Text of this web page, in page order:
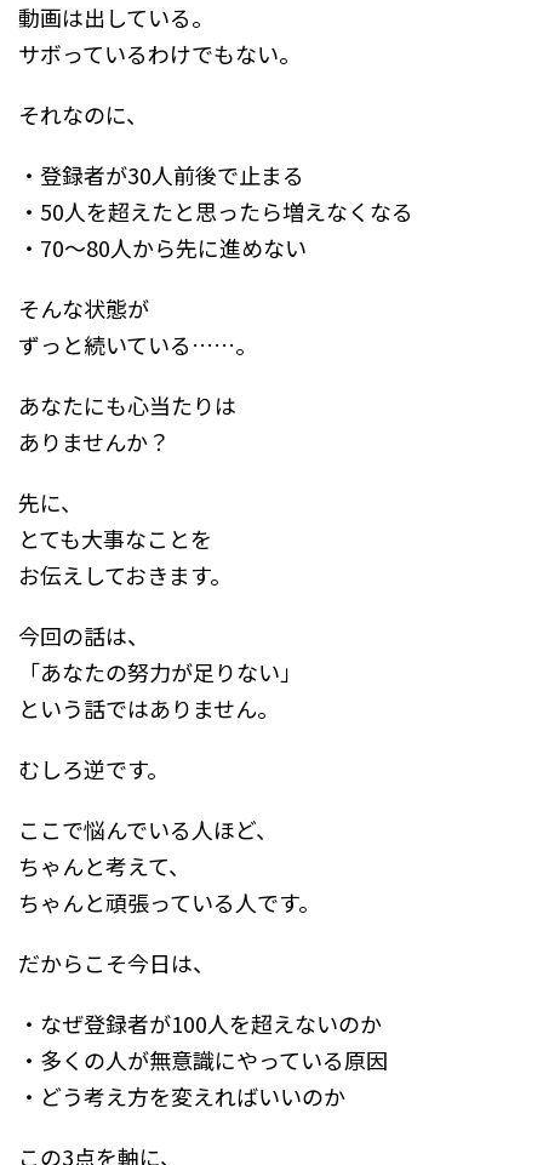
動画は出している。
サボっているわけでもない。
それなのに、
・登録者が30人前後で止まる
・50人を超えたと思ったら増えなくなる
・70〜80人から先に進めない
そんな状態が
ずっと続いている……。
あなたにも心当たりは
ありませんか？
先に、
とても大事なことを
お伝えしておきます。
今回の話は、
「あなたの努力が足りない」
という話ではありません。
むしろ逆です。
ここで悩んでいる人ほど、
ちゃんと考えて、
ちゃんと頑張っている人です。
だからこそ今日は、
・なぜ登録者が100人を超えないのか
・多くの人が無意識にやっている原因
・どう考え方を変えればいいのか
この3点を軸に、